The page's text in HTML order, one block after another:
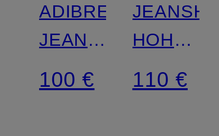
ADIBREAK
JEANS,
WEITES
BEIN,
100 €
HOHER
BUND,
WEITES
110 €